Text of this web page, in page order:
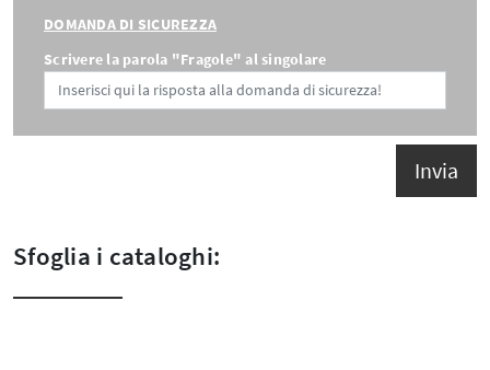
DOMANDA DI SICUREZZA
Scrivere la parola "Fragole" al singolare
Invia
Sfoglia i cataloghi: